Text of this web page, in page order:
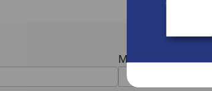
Municipios